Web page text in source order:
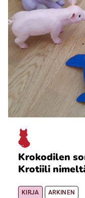
Krokodilen
Krotiili
KIRJA ARKINEN